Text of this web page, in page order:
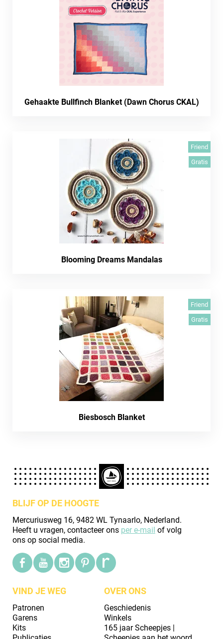
Gehaakte Bullfinch Blanket (Dawn Chorus CKAL)
Friend
Gratis
Blooming Dreams Mandalas
Friend
Gratis
Biesbosch Blanket
BLIJF OP DE HOOGTE
Mercuriusweg 16, 9482 WL Tynaarlo, Nederland.
Heeft u vragen, contacteer ons per e-mail of volg
ons op social media.
VIND JE WEG
Patronen
Garens
Kits
OVER ONS
Geschiedenis
Winkels
165 jaar Scheepjes |